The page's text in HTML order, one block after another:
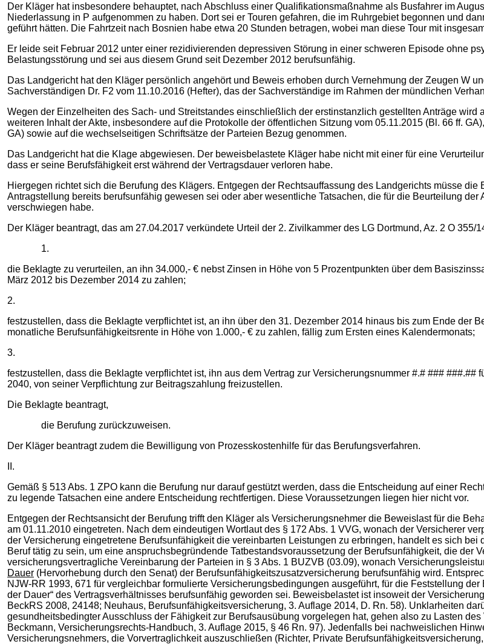
Der Kläger hat insbesondere behauptet, nach Abschluss einer Qualifikationsmaßnahme als Busfahrer im
Niederlassung in P aufgenommen zu haben. Dort sei er Touren gefahren, die im Ruhrgebiet begonnen und
geführt hätten. Die Fahrtzeit nach Bosnien habe etwa 20 Stunden betragen, wobei man diese Tour mit
Er leide seit Februar 2012 unter einer rezidivierenden depressiven Störung in einer schweren Episode ohne
Belastungsstörung und sei aus diesem Grund seit Dezember 2012 berufsunfähig.
Das Landgericht hat den Kläger persönlich angehört und Beweis erhoben durch Vernehmung der Zeugen W
Sachverständigen Dr. F2 vom 11.10.2016 (Hefter), das der Sachverständige im Rahmen der mündlichen
Wegen der Einzelheiten des Sach- und Streitstandes einschließlich der erstinstanzlich gestellten Anträge wird
weiteren Inhalt der Akte, insbesondere auf die Protokolle der öffentlichen Sitzung vom 05.11.2015 (Bl. 66 ff.
GA) sowie auf die wechselseitigen Schriftsätze der Parteien Bezug genommen.
Das Landgericht hat die Klage abgewiesen. Der beweisbelastete Kläger habe nicht mit einer für eine
dass er seine Berufsfähigkeit erst während der Vertragsdauer verloren habe.
Hiergegen richtet sich die Berufung des Klägers. Entgegen der Rechtsauffassung des Landgerichts müsse
Antragstellung bereits berufsunfähig gewesen sei oder aber wesentliche Tatsachen, die für die Beurteilung
verschwiegen habe.
Der Kläger beantragt, das am 27.04.2017 verkündete Urteil der 2. Zivilkammer des LG Dortmund, Az. 2 O 355/
1.
die Beklagte zu verurteilen, an ihn 34.000,- € nebst Zinsen in Höhe von 5 Prozentpunkten über dem
März 2012 bis Dezember 2014 zu zahlen;
2.
festzustellen, dass die Beklagte verpflichtet ist, an ihn über den 31. Dezember 2014 hinaus bis zum Ende der
monatliche Berufsunfähigkeitsrente in Höhe von 1.000,- € zu zahlen, fällig zum Ersten eines Kalendermonats;
3.
festzustellen, dass die Beklagte verpflichtet ist, ihn aus dem Vertrag zur Versicherungsnummer #.# ###
2040, von seiner Verpflichtung zur Beitragszahlung freizustellen.
Die Beklagte beantragt,
die Berufung zurückzuweisen.
Der Kläger beantragt zudem die Bewilligung von Prozesskostenhilfe für das Berufungsverfahren.
II.
Gemäß § 513 Abs. 1 ZPO kann die Berufung nur darauf gestützt werden, dass die Entscheidung auf einer
zu legende Tatsachen eine andere Entscheidung rechtfertigen. Diese Voraussetzungen liegen hier nicht vor.
Entgegen der Rechtsansicht der Berufung trifft den Kläger als Versicherungsnehmer die Beweislast für die
am 01.11.2010 eingetreten. Nach dem eindeutigen Wortlaut des § 172 Abs. 1 VVG, wonach der Versicherer
der Versicherung eingetretene Berufsunfähigkeit die vereinbarten Leistungen zu erbringen, handelt es sich
Beruf tätig zu sein, um eine anspruchsbegründende Tatbestandsvoraussetzung der Berufsunfähigkeit, die der
versicherungsvertragliche Vereinbarung der Parteien in § 3 Abs. 1 BUZVB (03.09), wonach
Dauer (Hervorhebung durch den Senat) der Berufsunfähigkeitszusatzversicherung berufsunfähig wird.
NJW-RR 1993, 671 für vergleichbar formulierte Versicherungsbedingungen ausgeführt, für die Feststellung
der Dauer“ des Vertragsverhältnisses berufsunfähig geworden sei. Beweisbelastet ist insoweit der
BeckRS 2008, 24148; Neuhaus, Berufsunfähigkeitsversicherung, 3. Auflage 2014, D. Rn. 58). Unklarheiten
gesundheitsbedingter Ausschluss der Fähigkeit zur Berufsausübung vorgelegen hat, gehen also zu Lasten
Beckmann, Versicherungsrechts-Handbuch, 3. Auflage 2015, § 46 Rn. 97). Jedenfalls bei nachweislichen
Versicherungsnehmers, die Vorvertraglichkeit auszuschließen (Richter, Private